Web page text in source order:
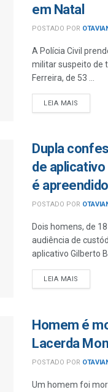
em Natal
POSTADO POR
A Polícia Civil
militar suspeito de
Ferreira, de 53 ...
LEIA MAIS
Dupla
de
é
POSTADO POR
Dois homens, de
audiência de
aplicativo Gilberto
LEIA MAIS
Homem é
Lacerda
POSTADO POR
Um homem foi